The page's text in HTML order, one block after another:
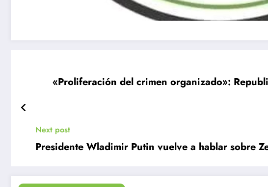
«Proliferación del crimen organizado»:
Next post
Presidente Wladimir Putin vuelve a hablar sobre